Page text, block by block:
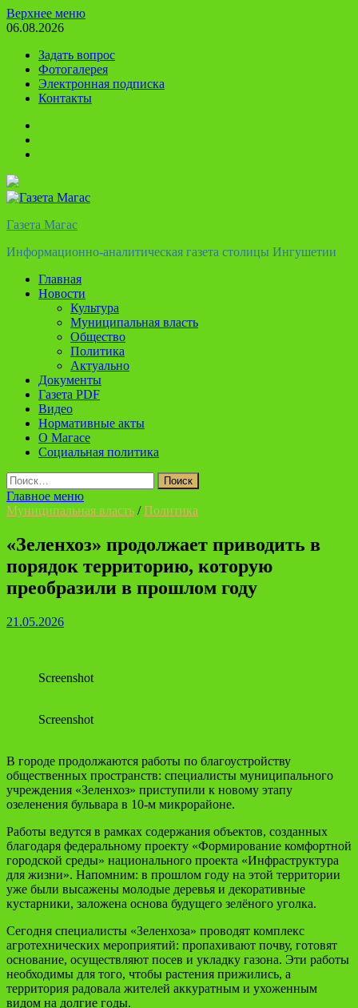
Перейти
к
Верхнее меню
06.08.2026
Задать вопрос
Фотогалерея
Электронная подписка
Контакты
Газета Магас
Информационно-аналитическая газета столицы Ингушетии
Главная
Новости
Культура
Муниципальная власть
Общество
Политика
Актуально
Документы
Газета PDF
Видео
Нормативные акты
О Магасе
Социальная политика
Найти:
Главное меню
Муниципальная власть /Политика
«Зеленхоз» продолжает приводить в
порядок территорию, которую
преобразили в прошлом году
21.05.2026
Screenshot
Screenshot
В городе продолжаются работы по благоустройству
общественных пространств: специалисты муниципального
учреждения «Зеленхоз» приступили к новому этапу
озеленения бульвара в 10-м микрорайоне.
Работы ведутся в рамках содержания объектов, созданных
благодаря федеральному проекту «Формирование комфортной
городской среды» национального проекта «Инфраструктура
для жизни». Напомним: в прошлом году на этой территории
уже были высажены молодые деревья и декоративные
кустарники, заложена основа будущего зелёного уголка.
Сегодня специалисты «Зеленхоза» проводят комплекс
агротехнических мероприятий: пропахивают почву, готовят
основание, осуществляют посев и укладку газона. Эти работы
необходимы для того, чтобы растения прижились, а
территория радовала жителей аккуратным и ухоженным
видом на долгие годы.